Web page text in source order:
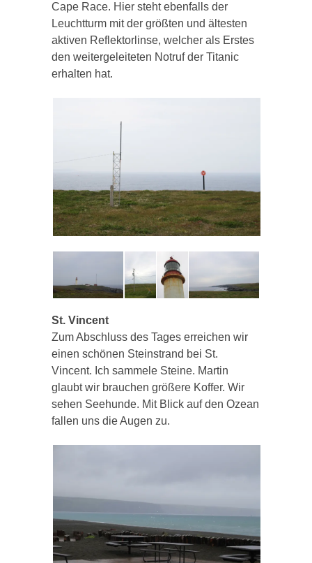
Cape Race. Hier steht ebenfalls der
Leuchtturm mit der größten und ältesten
aktiven Reflektorlinse, welcher als Erstes
den weitergeleiteten Notruf der Titanic
erhalten hat.
St. Vincent
Zum Abschluss des Tages erreichen wir
einen schönen Steinstrand bei St.
Vincent. Ich sammele Steine. Martin
glaubt wir brauchen größere Koffer. Wir
sehen Seehunde. Mit Blick auf den Ozean
fallen uns die Augen zu.